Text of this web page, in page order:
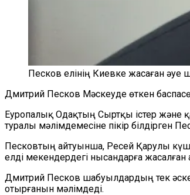
Песков елінің Киевке жасаған
Дмитрий Песков Мәскеуде өткен
Еуропалық Одақтың Сыртқы істер және
туралы мәлімдемесіне пікір білдірген
Песковтың айтуынша, Ресей Қарулы
елді мекендердегі нысандарға
Дмитрий Песков шабуылдардың тек
отырғанын мәлімдеді.